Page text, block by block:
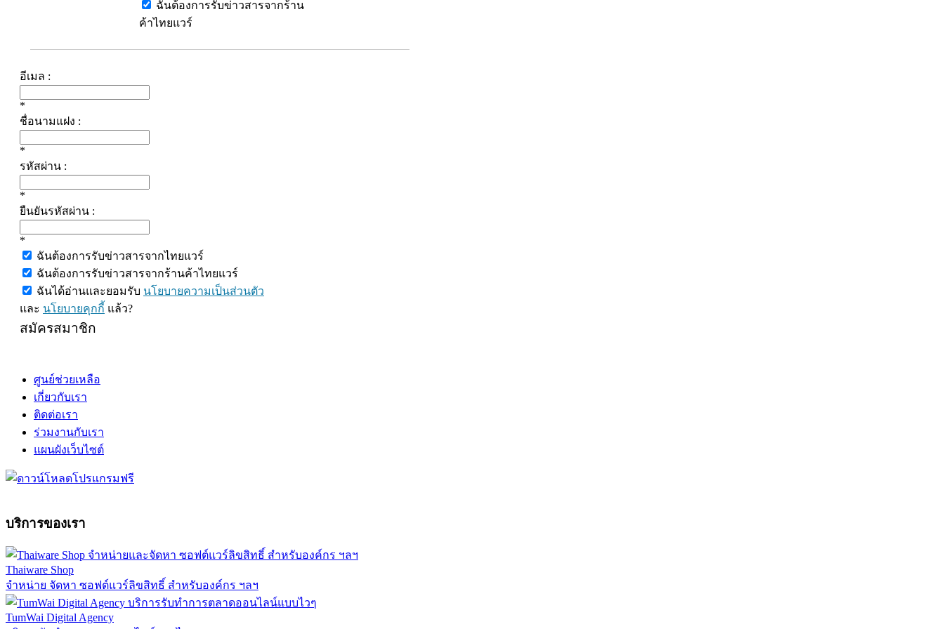
ฉันต้องการรับข่าวสารจากร้าน
ค้าไทยแวร์
อีเมล :
*
ชื่อนามแฝง :
*
รหัสผ่าน :
*
ยืนยันรหัสผ่าน :
*
ฉันต้องการรับข่าวสารจากไทยแวร์
ฉันต้องการรับข่าวสารจากร้านค้าไทยแวร์
ฉันได้อ่านและยอมรับ นโยบายความเป็นส่วนตัว
และ นโยบายคุกกี้ แล้ว?
สมัครสมาชิก
ศูนย์ช่วยเหลือ
เกี่ยวกับเรา
ติดต่อเรา
ร่วมงานกับเรา
แผนผังเว็บไซต์
บริการของเรา
Thaiware Shop
จำหน่าย จัดหา ซอฟต์แวร์ลิขสิทธิ์ สำหรับองค์กร ฯลฯ
TumWai Digital Agency